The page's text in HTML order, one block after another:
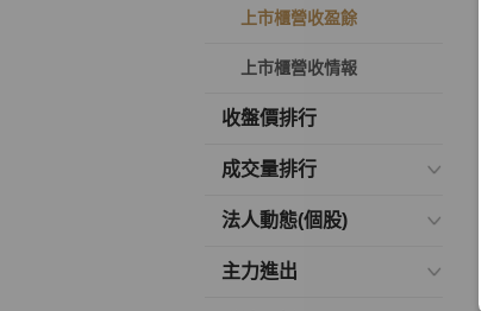
上市櫃營收盈餘
上市櫃營收情報
收盤價排行
成交量排行
法人動態(個股)
主力進出